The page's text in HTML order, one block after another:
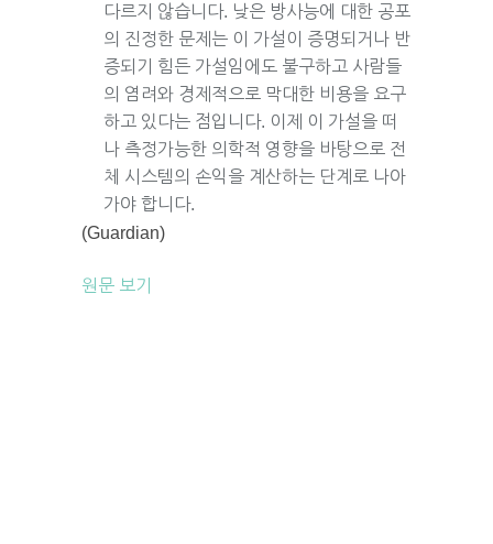
다르지 않습니다. 낮은 방사능에 대한 공포
의 진정한 문제는 이 가설이 증명되거나 반
증되기 힘든 가설임에도 불구하고 사람들
의 염려와 경제적으로 막대한 비용을 요구
하고 있다는 점입니다. 이제 이 가설을 떠
나 측정가능한 의학적 영향을 바탕으로 전
체 시스템의 손익을 계산하는 단계로 나아
가야 합니다.
(Guardian)
원문 보기